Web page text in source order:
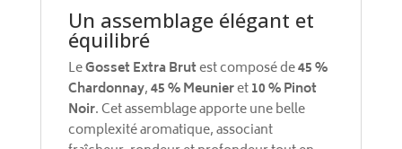
Un assemblage élégant et
équilibré
LeGosset Extra Brutest composé de45 %
Chardonnay,45 % Meunieret10 % Pinot
Noir. Cet assemblage apporte une belle
complexité aromatique, associant